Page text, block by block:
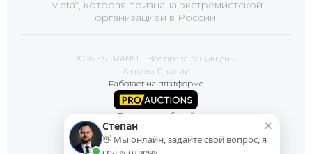
Meta*, которая признана экстремистской
организацией в России.
2026 ES TRANSIT. Все права защищены.
Авто из Японии
Работает на платформе
Базы автомобилей
Сайт продвигает
×
Степан
👋 Мы онлайн, задайте свой вопрос, я